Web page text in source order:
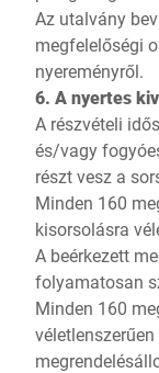
Az utalvány
megfelelőségi
nyereményről.
6. A nyertes
A részvételi
és/vagy
részt vesz a
Minden 160
kisorsolásra
A beérkezett
folyamatosan
Minden 160